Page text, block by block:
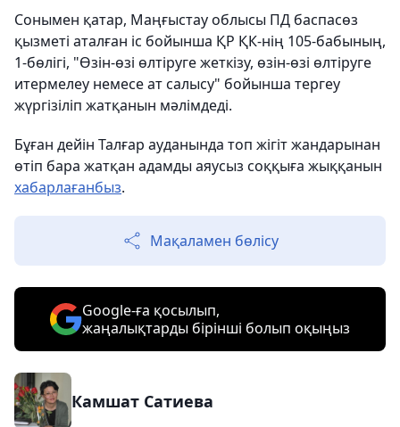
Сонымен қатар, Маңғыстау облысы ПД баспасөз
қызметі аталған іс бойынша ҚР ҚК-нің 105-бабының,
1-бөлігі, "Өзін-өзі өлтіруге жеткізу, өзін-өзі өлтіруге
итермелеу немесе ат салысу" бойынша тергеу
жүргізіліп жатқанын мәлімдеді.
Бұған дейін Талғар ауданында топ жігіт жандарынан
өтіп бара жатқан адамды аяусыз соққыға жыққанын
хабарлағанбыз.
Мақаламен бөлісу
Google-ға қосылып,
жаңалықтарды бірінші болып оқыңыз
Камшат Сатиева